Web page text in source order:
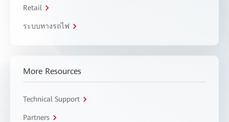
Retail
ระบบทางรถไฟ
More Resources
Technical Support
Partners